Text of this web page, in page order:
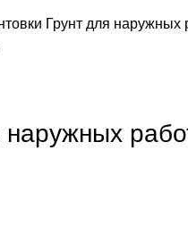
Грунт для наружных
наружных